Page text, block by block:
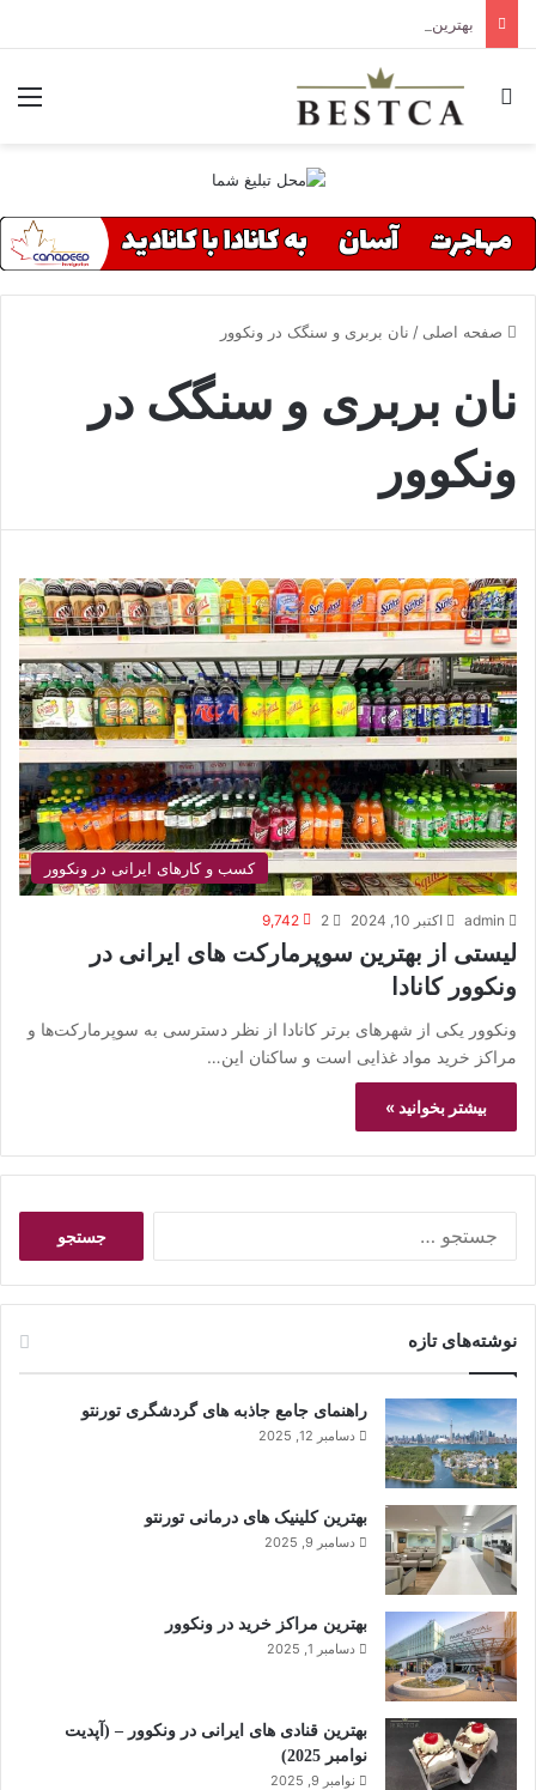
بهترین کلینیک های درمانی تورنتو
جستجو برای
صفحه اصلی / نان بربری و سنگک در ونکوور
نان بربری و سنگک در
ونکوور
کسب و کارهای ایرانی در ونکوور
admin اکتبر 10, 2024 2
9,742
لیستی از بهترین سوپرمارکت های ایرانی در
ونکوور کانادا
ونکوور یکی از شهرهای برتر کانادا از نظر دسترسی به سوپرمارکت‌ها و
مراکز خرید مواد غذایی است و ساکنان این…
بیشتر بخوانید »
ر
ا
ی
نوشته‌های تازه
راهنمای جامع جاذبه های گردشگری تورنتو
دسامبر 12, 2025
بهترین کلینیک های درمانی تورنتو
دسامبر 9, 2025
بهترین مراکز خرید در ونکوور
دسامبر 1, 2025
بهترین قنادی های ایرانی در ونکوور – (آپدیت
نوامبر 2025)
نوامبر 9, 2025